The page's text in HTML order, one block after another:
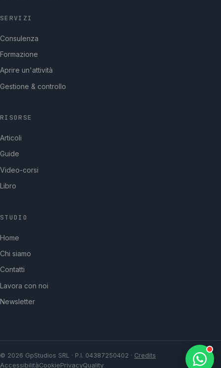
SERVIZI
Consulenza
Formazione
Aprire un'attività
Gestione & controllo
RISORSE
Articoli
Guide
Video-corsi
Libro
STUDIO
Home
Chi siamo
Contatti
Lavora con noi
Newsletter
© 2026 GpStudios SRL · P.I. 04387250402 · Credits
AccessibilitàCookiePrivacyQuality